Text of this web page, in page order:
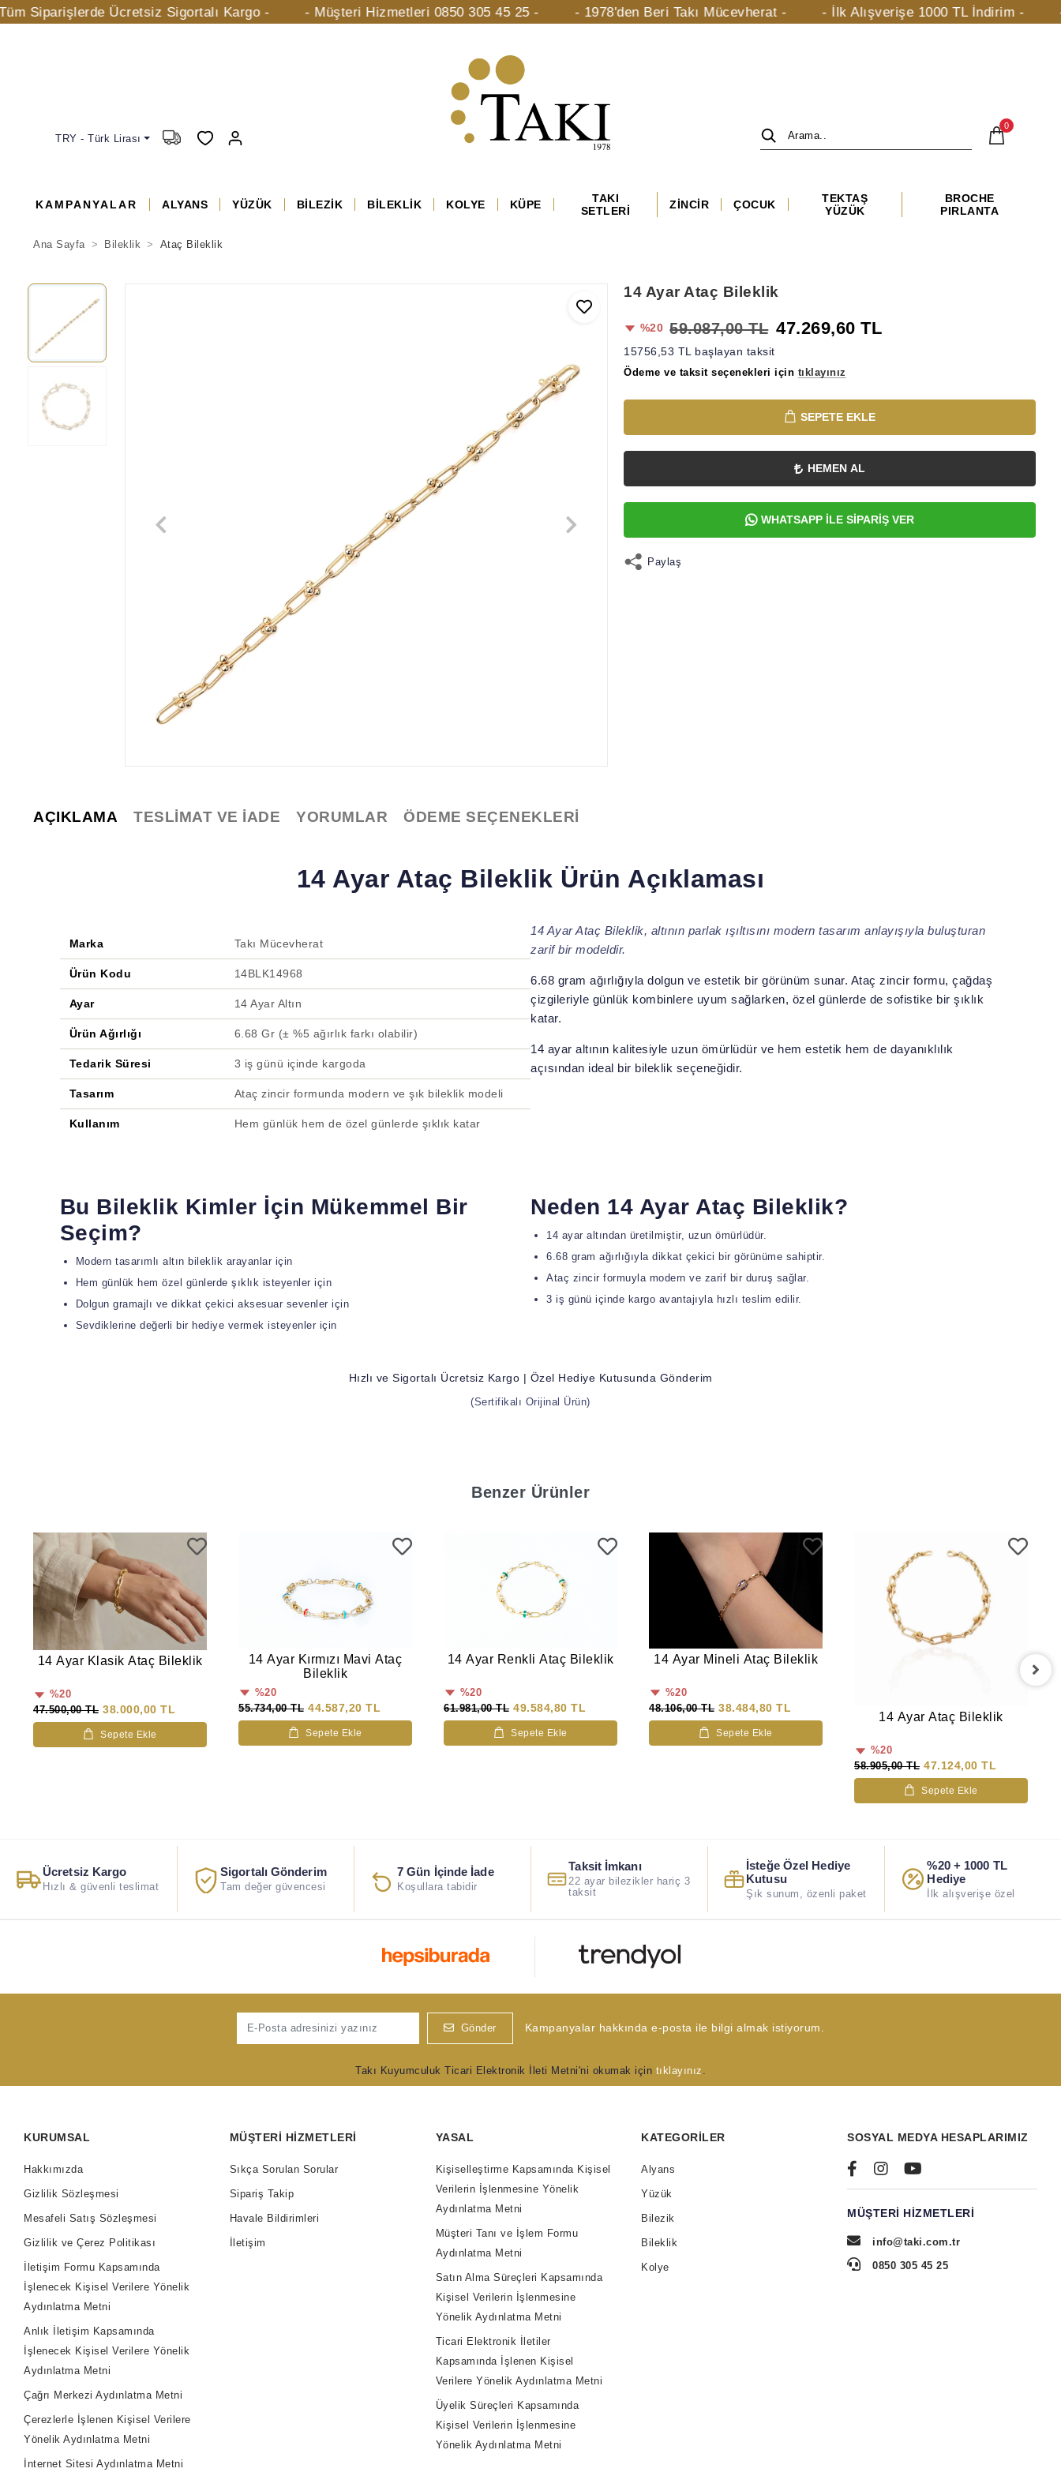
Ücretsiz Sigortalı Kargo - - Müşteri Hizmetleri 0850 305 45 25 - - 1978'den Beri Takı Mücevherat - - İlk Alışverişe 1000 TL İndirim - -
TRY - Türk Lirası
0
KAMPANYALAR ALYANS YÜZÜK BİLEZİK BİLEKLİK KOLYE KÜPE
TAKI
SETLERİ
ZİNCİR ÇOCUK
TEKTAŞ
YÜZÜK
BROCHE
PIRLANTA
Ana Sayfa Bileklik Ataç Bileklik
14 Ayar Ataç Bileklik
%20 59.087,00 TL 47.269,60 TL
15756,53 TL başlayan taksit
Ödeme ve taksit seçenekleri için tıklayınız
SEPETE EKLE
HEMEN AL
WHATSAPP İLE SİPARİŞ VER
Paylaş
AÇIKLAMA TESLIMAT VE İADE YORUMLAR ÖDEME SEÇENEKLERI
14 Ayar Ataç Bileklik Ürün Açıklaması
Marka Takı Mücevherat
Ürün Kodu 14BLK14968
Ayar 14 Ayar Altın
Ürün Ağırlığı 6.68 Gr (± %5 ağırlık farkı olabilir)
Tedarik Süresi 3 iş günü içinde kargoda
Tasarım Ataç zincir formunda modern ve şık bileklik modeli
Kullanım Hem günlük hem de özel günlerde şıklık katar
14 Ayar Ataç Bileklik, altının parlak ışıltısını modern tasarım anlayışıyla buluşturan
zarif bir modeldir.
6.68 gram ağırlığıyla dolgun ve estetik bir görünüm sunar. Ataç zincir formu, çağdaş
çizgileriyle günlük kombinlere uyum sağlarken, özel günlerde de sofistike bir şıklık
katar.
14 ayar altının kalitesiyle uzun ömürlüdür ve hem estetik hem de dayanıklılık
açısından ideal bir bileklik seçeneğidir.
Bu Bileklik Kimler İçin Mükemmel Bir
Seçim?
Modern tasarımlı altın bileklik arayanlar için
Hem günlük hem özel günlerde şıklık isteyenler için
Dolgun gramajlı ve dikkat çekici aksesuar sevenler için
Sevdiklerine değerli bir hediye vermek isteyenler için
Neden 14 Ayar Ataç Bileklik?
14 ayar altından üretilmiştir, uzun ömürlüdür.
6.68 gram ağırlığıyla dikkat çekici bir görünüme sahiptir.
Ataç zincir formuyla modern ve zarif bir duruş sağlar.
3 iş günü içinde kargo avantajıyla hızlı teslim edilir.
Hızlı ve Sigortalı Ücretsiz Kargo | Özel Hediye Kutusunda Gönderim
(Sertifikalı Orijinal Ürün)
Benzer Ürünler
14 Ayar Klasik Ataç Bileklik
%20
47.500,00 TL 38.000,00 TL
Sepete Ekle
14 Ayar Kırmızı Mavi Ataç
Bileklik
%20
55.734,00 TL 44.587,20 TL
Sepete Ekle
14 Ayar Renkli Ataç Bileklik
%20
61.981,00 TL 49.584,80 TL
Sepete Ekle
14 Ayar Mineli Ataç Bileklik
%20
48.106,00 TL 38.484,80 TL
Sepete Ekle
14 Ayar Ataç Bileklik
%20
58.905,00 TL 47.124,00 TL
Sepete Ekle
Ücretsiz Kargo
Hızlı & güvenli teslimat
Sigortalı Gönderim
Tam değer güvencesi
7 Gün İçinde İade
Koşullara tabidir
Taksit İmkanı
22 ayar bilezikler hariç 3
taksit
İsteğe Özel Hediye
Kutusu
Şık sunum, özenli paket
%20 + 1000 TL
Hediye
İlk alışverişe özel
Gönder Kampanyalar hakkında e-posta ile bilgi almak istiyorum.
Takı Kuyumculuk Ticari Elektronik İleti Metni'ni okumak için tıklayınız
KURUMSAL
Hakkımızda
Gizlilik Sözleşmesi
Mesafeli Satış Sözleşmesi
Gizlilik ve Çerez Politikası
İletişim Formu Kapsamında
İşlenecek Kişisel Verilere Yönelik
Aydınlatma Metni
Anlık İletişim Kapsamında
İşlenecek Kişisel Verilere Yönelik
Aydınlatma Metni
Çağrı Merkezi Aydınlatma Metni
Çerezlerle İşlenen Kişisel Verilere
Yönelik Aydınlatma Metni
İnternet Sitesi Aydınlatma Metni
MÜŞTERI HIZMETLERI
Sıkça Sorulan Sorular
Sipariş Takip
Havale Bildirimleri
İletişim
YASAL
Kişiselleştirme Kapsamında Kişisel
Verilerin İşlenmesine Yönelik
Aydınlatma Metni
Müşteri Tanı ve İşlem Formu
Aydınlatma Metni
Satın Alma Süreçleri Kapsamında
Kişisel Verilerin İşlenmesine
Yönelik Aydınlatma Metni
Ticari Elektronik İletiler
Kapsamında İşlenen Kişisel
Verilere Yönelik Aydınlatma Metni
Üyelik Süreçleri Kapsamında
Kişisel Verilerin İşlenmesine
Yönelik Aydınlatma Metni
KATEGORILER
Alyans
Yüzük
Bilezik
Bileklik
Kolye
SOSYAL MEDYA HESAPLARIMIZ
MÜŞTERI HIZMETLERI
info@taki.com.tr
0850 305 45 25